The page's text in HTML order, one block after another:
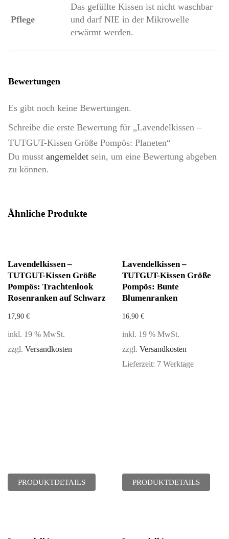
Pflege
Das gefüllte Kissen ist nicht waschbar
und darf NIE in der Mikrowelle
erwärmt werden.
Bewertungen
Es gibt noch keine Bewertungen.
Schreibe die erste Bewertung für „Lavendelkissen –
TUTGUT-Kissen Größe Pompös: Planeten“
Du musst angemeldet sein, um eine Bewertung abgeben
zu können.
Ähnliche Produkte
Lavendelkissen –
TUTGUT-Kissen Größe
Pompös: Trachtenlook
Rosenranken auf Schwarz
17,90 €
inkl. 19 % MwSt.
zzgl. Versandkosten
PRODUKTDETAILS
Lavendelkissen –
TUTGUT-Kissen Größe
Pompös: Bunte
Blumenranken
16,90 €
inkl. 19 % MwSt.
zzgl. Versandkosten
Lieferzeit: 7 Werktage
PRODUKTDETAILS